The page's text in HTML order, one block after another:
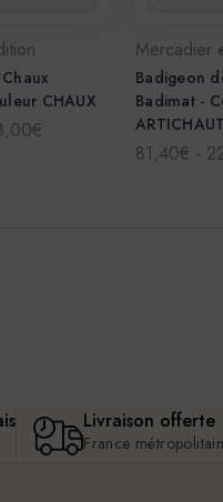
CHAUX
Mercadier
Badigeon
Badimat -
ARTICHAUT
81,40€ -
Livraison offerte
France